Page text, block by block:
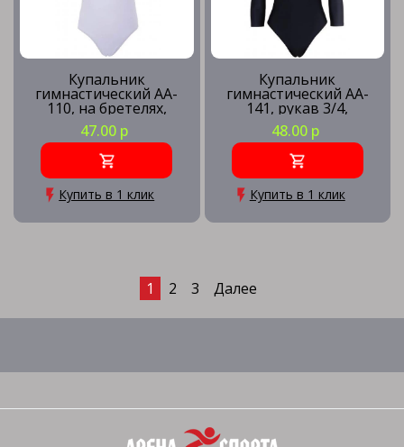
Купальник
гимнастический AA-
110, на бретелях,
хлопок, белый (44-48)
47.00 р
Купить в 1 клик
Купальник
гимнастический AA-
141, рукав 3/4,
полиамид, черный (36-
42)
48.00 р
Купить в 1 клик
1 2 3 Далее